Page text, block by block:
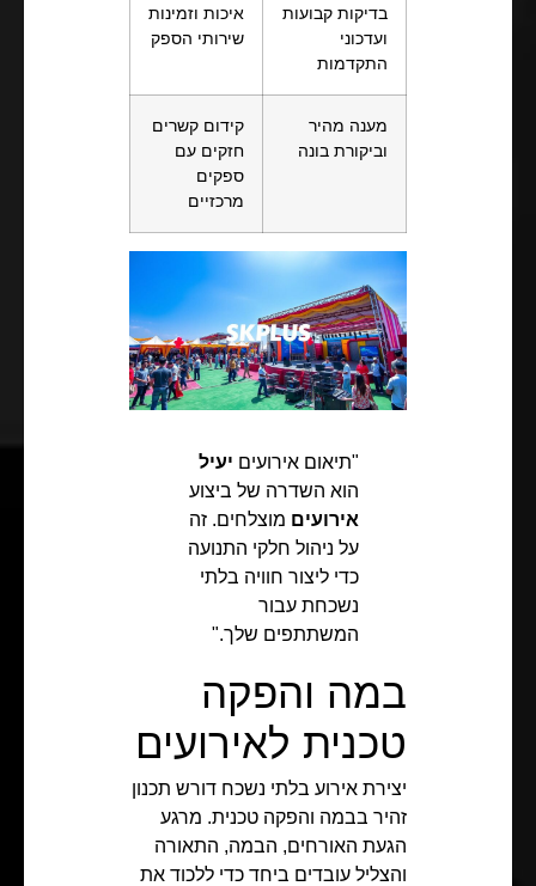
בדיקות קבועות
ועדכוני
התקדמות
איכות וזמינות
שירותי הספק
מענה מהיר
וביקורת בונה
קידום קשרים
חזקים עם
ספקים
מרכזיים
"תיאום אירועים יעיל
הוא השדרה של ביצוע
אירועים מוצלחים. זה
על ניהול חלקי התנועה
כדי ליצור חוויה בלתי
נשכחת עבור
המשתתפים שלך."
במה והפקה
טכנית לאירועים
יצירת אירוע בלתי נשכח דורש תכנון
זהיר בבמה והפקה טכנית. מרגע
הגעת האורחים, הבמה, התאורה
והצליל עובדים ביחד כדי ללכוד את